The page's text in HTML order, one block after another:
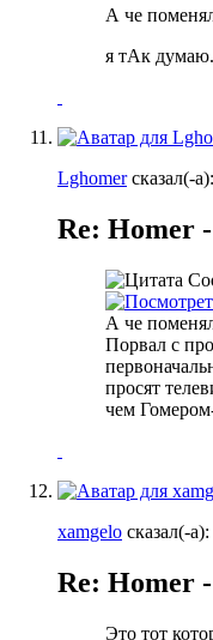
А че
я тАк
Lghomerсказал(-а):
Re: Homer
А че
Порвал с
просят
чем
xamgelo сказал(-а):
Re: Homer
Это тот